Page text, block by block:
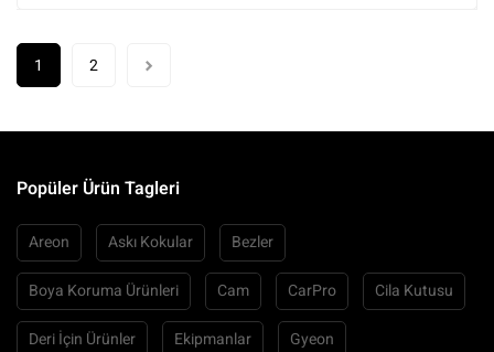
1 2
Popüler Ürün Tagleri
Areon Askı Kokular Bezler
Boya Koruma Ürünleri Cam CarPro Cila Kutusu
Deri İçin Ürünler Ekipmanlar Gyeon